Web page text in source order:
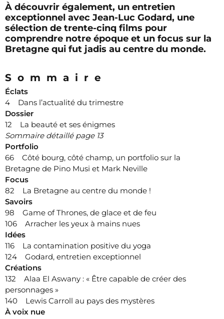
À découvrir également, un entretien
exceptionnel avec Jean-Luc Godard, une
sélection de trente-cinq films pour
comprendre notre époque et un focus sur la
Bretagne qui fut jadis au centre du monde.
S o m m a i r e
Éclats
4 Dans l’actualité du trimestre
Dossier
12 La beauté et ses énigmes
Sommaire détaillé page 13
Portfolio
66 Côté bourg, côté champ, un portfolio sur la
Bretagne de Pino Musi et Mark Neville
Focus
82 La Bretagne au centre du monde !
Savoirs
98 Game of Thrones, de glace et de feu
106 Arracher les yeux à mains nues
Idées
116 La contamination positive du yoga
124 Godard, entretien exceptionnel
Créations
132 Alaa El Aswany : « Être capable de créer des
personnages »
140 Lewis Carroll au pays des mystères
À voix nue